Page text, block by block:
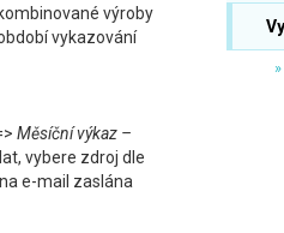
výroby
vykazování
Měsíční výkaz –
vybere zdroj dle
e-mail zaslána